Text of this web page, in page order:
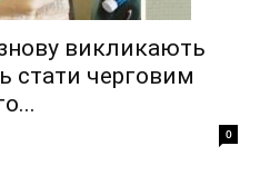
знову викликають
стати черговим
0